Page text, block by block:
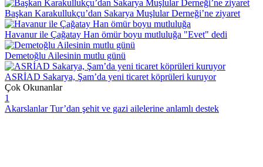
Başkan Karakullukçu’dan Sakarya Muşlular Derneği’ne ziyaret
Havanur ile Çağatay Han ömür boyu mutluluğa "Evet" dedi
Demetoğlu Ailesinin mutlu günü
ASRİAD Sakarya, Şam’da yeni ticaret köprüleri kuruyor
Çok Okunanlar
1
Akarslanlar Tur’dan şehit ve gazi ailelerine anlamlı destek